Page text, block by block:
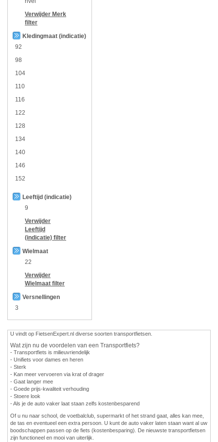
Verwijder Merk
filter
Kledingmaat (indicatie)
92
98
104
110
116
122
128
134
140
146
152
Leeftijd (indicatie)
9
Verwijder
Leeftijd
(indicatie) filter
Wielmaat
22
Verwijder
Wielmaat filter
Versnellingen
3
U vindt op FietsenExpert.nl diverse soorten transportfietsen.
Wat zijn nu de voordelen van een Transportfiets?
- Transportfiets is milieuvriendelijk
- Unifiets voor dames en heren
- Sterk
- Kan meer vervoeren via krat of drager
- Gaat langer mee
- Goede prijs-kwaliteit verhouding
- Stoere look
- Als je de auto vaker laat staan zelfs kostenbesparend
Of u nu naar school, de voetbalclub, supermarkt of het strand gaat, alles kan mee,
de tas en eventueel een extra persoon. U kunt de auto vaker laten staan want al uw
boodschappen passen op de fiets (kostenbesparing). De nieuwste transportfietsen
zijn functioneel en mooi van uiterlijk.